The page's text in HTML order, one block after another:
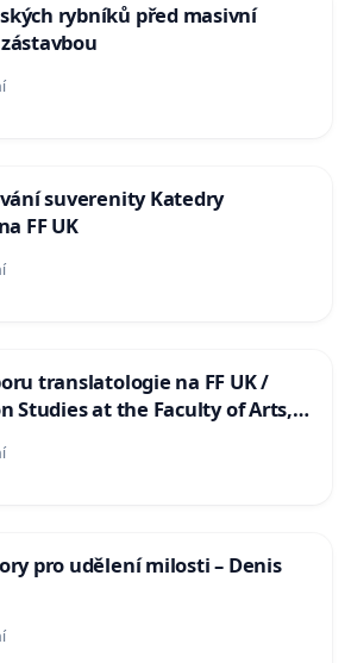
rybníků před masivní
suverenity Katedry
FF UK
translatologie na FF UK /
Studies at the Faculty of Arts,
pro udělení milosti – Denis